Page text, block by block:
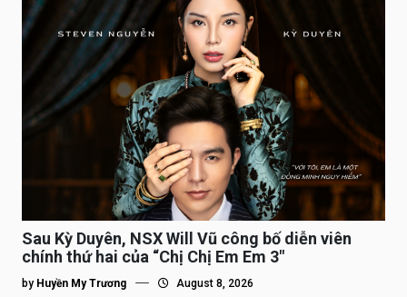
Sau Kỳ Duyên, NSX Will Vũ công bố diễn viên
chính thứ hai của “Chị Chị Em Em 3″
by Huyền My Trương August 8, 2026